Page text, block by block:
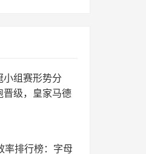
小组赛形势分
晋级，皇家马德
率排行榜：字母